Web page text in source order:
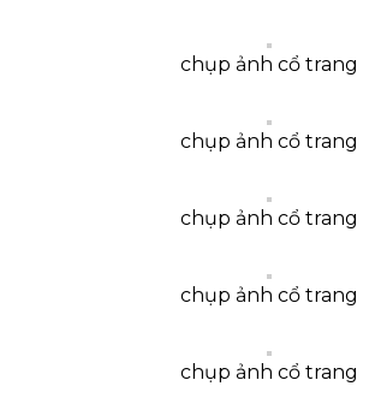
chụp ảnh cổ trang
chụp ảnh cổ trang
chụp ảnh cổ trang
chụp ảnh cổ trang
chụp ảnh cổ trang